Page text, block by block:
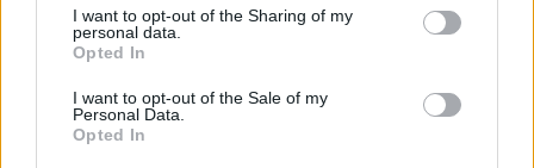
I want to opt-out of the Sharing of my
personal data.
Opted In
I want to opt-out of the Sale of my
Personal Data.
Opted In
756 mrd Ft-ot tett ki. A 2001 végén az elsődleges
forgalmazói kör 12 tagból állt, mely 2002. január 1-vel 13-
KEDVES OLVASÓNK!